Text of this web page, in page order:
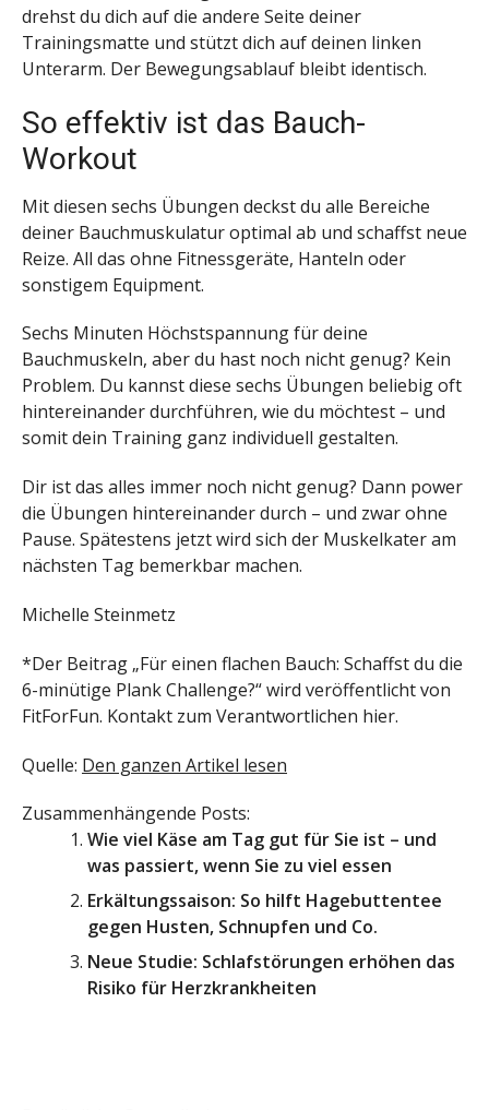
drehst du dich auf die andere Seite deiner
Trainingsmatte und stützt dich auf deinen linken
Unterarm. Der Bewegungsablauf bleibt identisch.
So effektiv ist das Bauch-
Workout
Mit diesen sechs Übungen deckst du alle Bereiche
deiner Bauchmuskulatur optimal ab und schaffst neue
Reize. All das ohne Fitnessgeräte, Hanteln oder
sonstigem Equipment.
Sechs Minuten Höchstspannung für deine
Bauchmuskeln, aber du hast noch nicht genug? Kein
Problem. Du kannst diese sechs Übungen beliebig oft
hintereinander durchführen, wie du möchtest – und
somit dein Training ganz individuell gestalten.
Dir ist das alles immer noch nicht genug? Dann power
die Übungen hintereinander durch – und zwar ohne
Pause. Spätestens jetzt wird sich der Muskelkater am
nächsten Tag bemerkbar machen.
Michelle Steinmetz
*Der Beitrag „Für einen flachen Bauch: Schaffst du die
6-minütige Plank Challenge?“ wird veröffentlicht von
FitForFun. Kontakt zum Verantwortlichen hier.
Quelle: Den ganzen Artikel lesen
Zusammenhängende Posts:
Wie viel Käse am Tag gut für Sie ist – und
was passiert, wenn Sie zu viel essen
Erkältungssaison: So hilft Hagebuttentee
gegen Husten, Schnupfen und Co.
Neue Studie: Schlafstörungen erhöhen das
Risiko für Herzkrankheiten